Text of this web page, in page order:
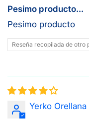
Pesimo producto...
Pesimo producto
Reseña recopilada de otro
Yerko Orellana